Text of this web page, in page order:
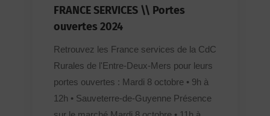
FRANCE SERVICES \\ Portes
ouvertes 2024
Retrouvez les France services de la CdC
Rurales de l'Entre-Deux-Mers pour leurs
portes ouvertes : Mardi 8 octobre • 9h à
12h • Sauveterre-de-Guyenne Présence